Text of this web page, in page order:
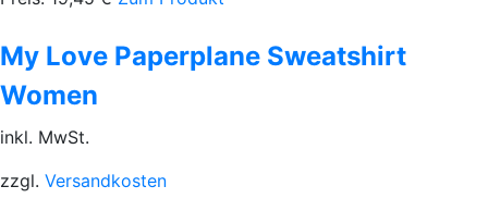
My Love Paperplane Sweatshirt
Women
inkl. MwSt.
zzgl. Versandkosten